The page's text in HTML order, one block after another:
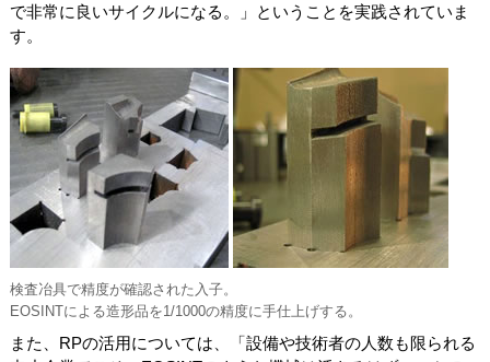
で非常に良いサイクルになる。」ということを実践されていま
す。
検査冶具で精度が確認された入子。
EOSINTによる造形品を1/1000の精度に手仕上げする。
また、RPの活用については、「設備や技術者の人数も限られる